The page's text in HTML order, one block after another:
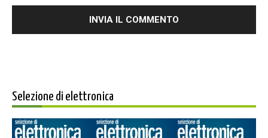
Selezione di elettronica